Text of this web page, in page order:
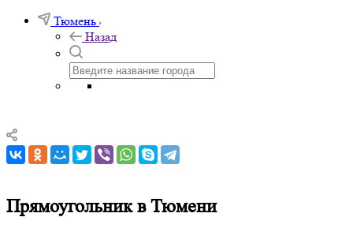
Тюмень
Назад
Прямоугольник в Тюмени